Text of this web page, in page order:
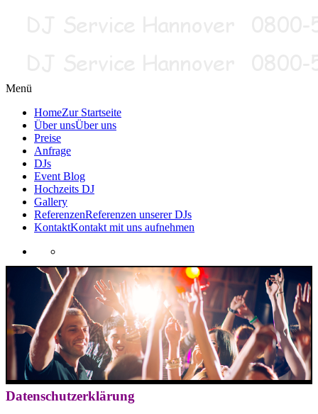
Menü
HomeZur Startseite
Über unsÜber uns
Preise
Anfrage
DJs
Event Blog
Hochzeits DJ
Gallery
ReferenzenReferenzen unserer DJs
KontaktKontakt mit uns aufnehmen
Datenschutzerklärung